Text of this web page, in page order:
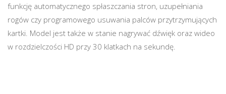
funkcję automatycznego spłaszczania stron, uzupełniania
rogów czy programowego usuwania palców przytrzymujących
kartki. Model jest także w stanie nagrywać dźwięk oraz wideo
w rozdzielczości HD przy 30 klatkach na sekundę.